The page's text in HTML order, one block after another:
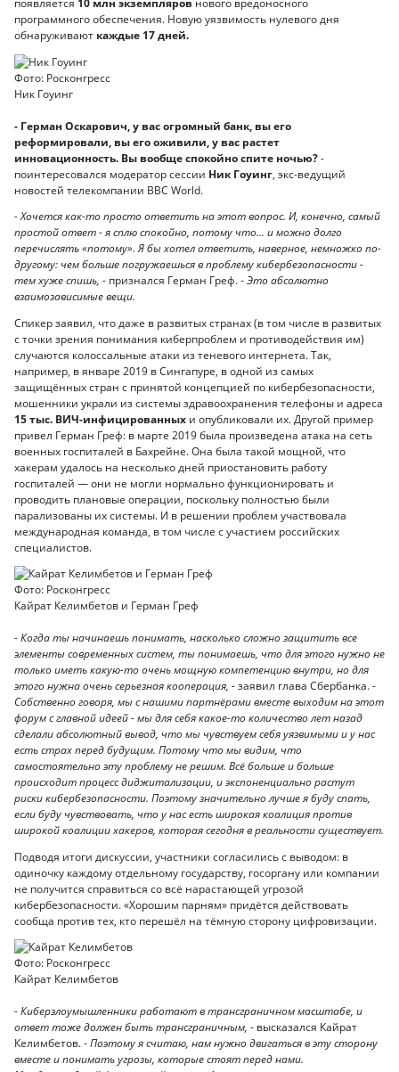
появляется 10 млн экземпляров нового вредоносного
программного обеспечения. Новую уязвимость нулевого дня
обнаруживают каждые 17 дней.
Фото: Росконгресс
Ник Гоуинг
- Герман Оскарович,у вас огромный банк, вы его
реформировали, вы его оживили, у вас растет
инновационность. Вы вообщеспокойно спите ночью?-
поинтересовался модератор сессии Ник Гоуинг, экс-ведущий
новостей телекомпании BBC World.
- Хочется как-то просто ответить на этот вопрос. И, конечно, самый
простой ответ - я сплю спокойно, потому что... и можно долго
перечислять «потому». Я бы хотел ответить, наверное, немножко по-
другому: чем больше погружаешься в проблему кибербезопасности -
тем хуже спишь, - признался Герман Греф. -Это абсолютно
взаимозависимые вещи.
Спикер заявил, что даже в развитых странах (в том числе в развитых
с точки зрения понимания киберпроблем и противодействия им)
случаются колоссальные атаки из теневого интернета. Так,
например, в январе 2019 в Сингапуре, в одной из самых
защищённых стран с принятой концепцией по кибербезопасности,
мошенники украли из системы здравоохранения телефоны и адреса
15 тыс. ВИЧ-инфицированных и опубликовали их. Другой пример
привел Герман Греф: в марте 2019 была произведена атака на сеть
военных госпиталей в Бахрейне. Она была такой мощной, что
хакерам удалось на несколько дней приостановить работу
госпиталей — они не могли нормально функционировать и
проводить плановые операции, поскольку полностью были
парализованы их системы. И в решении проблем участвовала
международная команда, в том числе с участием российских
специалистов.
Фото: Росконгресс
Кайрат Келимбетов и Герман Греф
- Когда ты начинаешь понимать, насколько сложно защитить все
элементы современных систем, ты понимаешь, что для этого нужно не
только иметь какую-то очень мощную компетенцию внутри, но для
этого нужна очень серьезная кооперация, -заявил глава Сбербанка.-
Собственно говоря, мы с нашими партнёрами вместе выходим на этот
форум с главной идеей - мы для себя какое-то количество лет назад
сделали абсолютный вывод, что мы чувствуем себя уязвимыми и у нас
есть страх перед будущим. Потому что мы видим, что
самостоятельно эту проблему не решим. Всё больше и больше
происходит процесс диджитализации, и экспоненциально растут
риски кибербезопасности. Поэтому значительно лучше я буду спать,
если буду чувствовать, что у нас есть широкая коалиция против
широкой коалиции хакеров, которая сегоднявреальностисуществует.
Подводя итоги дискуссии, участники согласились с выводом: в
одиночку каждому отдельному государству, госоргану или компании
не получится справиться со всё нарастающей угрозой
кибербезопасности. «Хорошим парням» придётся действовать
сообща против тех, кто перешёл на тёмную сторону цифровизации.
Фото: Росконгресс
Кайрат Келимбетов
-Киберзлоумышленники работают в трансграничном масштабе, и
ответ тоже должен быть трансграничным, - высказался Кайрат
Келимбетов. -Поэтому я считаю, нам нужно двигаться в эту сторону
вместе и понимать угрозы, которые стоят перед нами.